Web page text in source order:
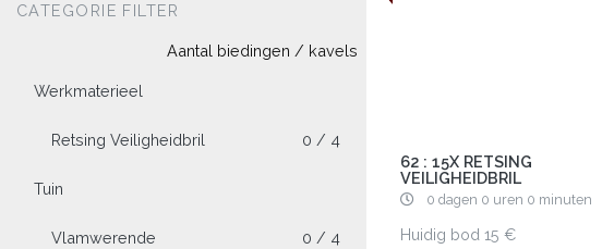
62 : 15X RETSING
VEILIGHEIDBRIL
0 dagen 0 uren 0 minuten
Huidig bod 15
CATEGORIE FILTER
Aantal biedingen / kavels
Werkmaterieel
Retsing Veiligheidbril 0 / 4
Tuin
Vlamwerende
0 / 4